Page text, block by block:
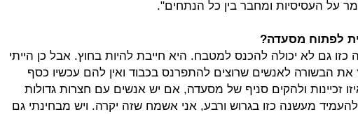
על העסיסיות ומחבר בין כל הנתחים".
לפתוח מסעדה?
גם לא יכולה להכנס למטבח. היא חייבת להיות בחוץ. אבל כן הייתי
את הבשורה לאנשים שרוצים להתפרנס בכבוד ואין להם עכשיו כסף
זכיינות ולהקים סניף של מסעדה, אם יש אנשים עם חצרות גדולות
להעמיד מעשנה כזו בגרוש ורבע, אני אשמח שזה יקרה. ויש מבחינתי גם